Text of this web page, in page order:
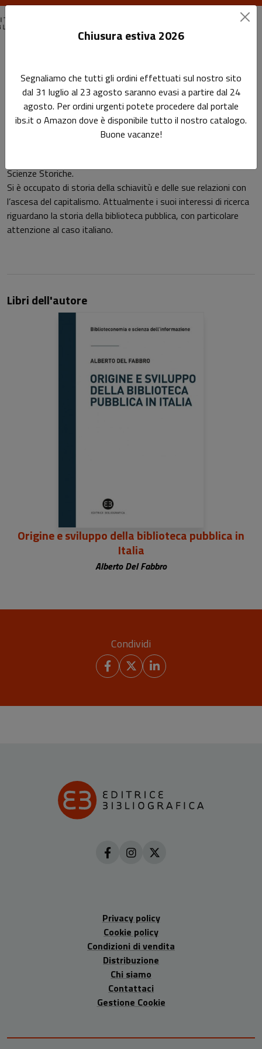
Alberto Del Fabbro
Pagina di Alberto Del Fabbro
Scienze Storiche.
Si è occupato di storia della schiavitù e delle sue relazioni con
l’ascesa del capitalismo. Attualmente i suoi interessi di ricerca
riguardano la storia della biblioteca pubblica, con particolare
attenzione al caso italiano.
Libri dell'autore
Origine e sviluppo della biblioteca pubblica in
Italia
Alberto Del Fabbro
Condividi
Privacy policy
Cookie policy
Condizioni di vendita
Distribuzione
Chi siamo
Contattaci
Gestione Cookie
Chiusura estiva 2026
Segnaliamo che tutti gli ordini effettuati sul nostro sito
dal 31 luglio al 23 agosto saranno evasi a partire dal 24
agosto. Per ordini urgenti potete procedere dal portale
ibs.it o Amazon dove è disponibile tutto il nostro catalogo.
Buone vacanze!